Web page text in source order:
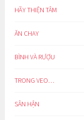
HÃY THIỆN TÂM
ĂN CHAY
BÌNH VÀ RƯỢU
TRONG VEO…
SÂN HẬN